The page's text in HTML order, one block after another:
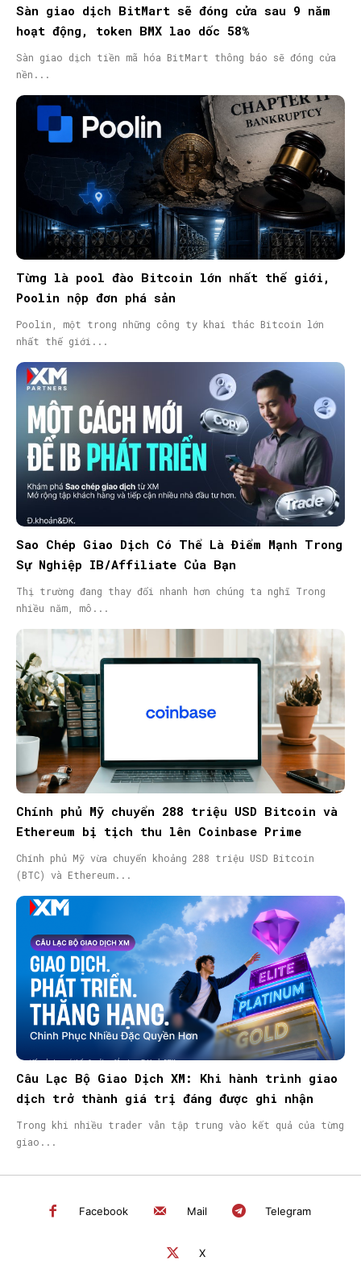
Sàn giao dịch BitMart sẽ đóng cửa sau 9 năm
hoạt động, token BMX lao dốc 58%
Sàn giao dịch tiền mã hóa BitMart thông báo sẽ đóng cửa
nền...
Từng là pool đào Bitcoin lớn nhất thế giới,
Poolin nộp đơn phá sản
Poolin, một trong những công ty khai thác Bitcoin lớn
nhất thế giới...
Sao Chép Giao Dịch Có Thể Là Điểm Mạnh Trong
Sự Nghiệp IB/Affiliate Của Bạn
Thị trường đang thay đổi nhanh hơn chúng ta nghĩ Trong
nhiều năm, mô...
Chính phủ Mỹ chuyển 288 triệu USD Bitcoin và
Ethereum bị tịch thu lên Coinbase Prime
Chính phủ Mỹ vừa chuyển khoảng 288 triệu USD Bitcoin
(BTC) và Ethereum...
Câu Lạc Bộ Giao Dịch XM: Khi hành trình giao
dịch trở thành giá trị đáng được ghi nhận
Trong khi nhiều trader vẫn tập trung vào kết quả của từng
giao...
Facebook Mail Telegram
X